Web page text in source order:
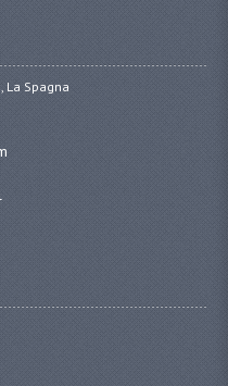
La Spagna